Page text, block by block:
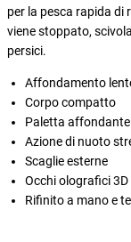
per la pesca rapida
viene stoppato,
persici.
Affondamento
Corpo compatto
Paletta affondante
Azione di nuoto
Scaglie esterne
Occhi olografici 3D
Rifinito a mano e